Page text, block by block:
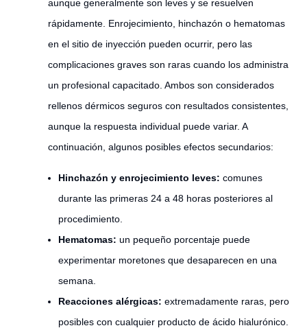
aunque generalmente son leves y se resuelven
rápidamente. Enrojecimiento, hinchazón o hematomas
en el sitio de inyección pueden ocurrir, pero las
complicaciones graves son raras cuando los administra
un profesional capacitado. Ambos son considerados
rellenos dérmicos seguros con resultados consistentes,
aunque la respuesta individual puede variar. A
continuación, algunos posibles efectos secundarios:
Hinchazón y enrojecimiento leves: comunes
durante las primeras 24 a 48 horas posteriores al
procedimiento.
Hematomas: un pequeño porcentaje puede
experimentar moretones que desaparecen en una
semana.
Reacciones alérgicas: extremadamente raras, pero
posibles con cualquier producto de ácido hialurónico.